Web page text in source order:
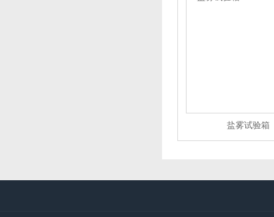
盐雾试验箱